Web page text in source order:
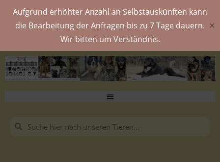
Aufgrund erhöhter Anzahl an Selbstauskünften kann
die Bearbeitung der Anfragen bis zu 7 Tage dauern.
Wir bitten um Verständnis.
✕